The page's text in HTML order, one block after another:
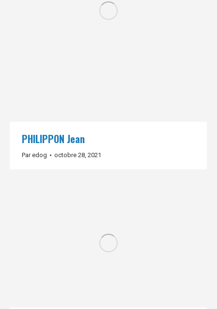
PHILIPPON Jean
Paredog octobre 28, 2021